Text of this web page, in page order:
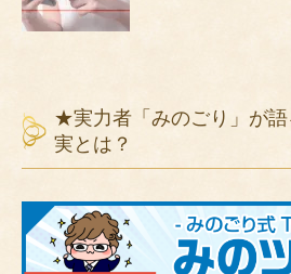
★実力者「みのごり」が
実とは？